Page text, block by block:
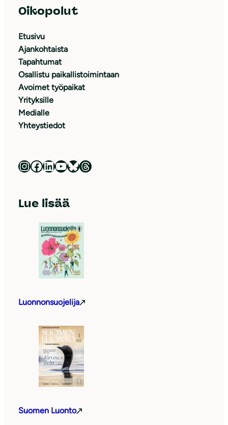
Oikopolut
Etusivu
Ajankohtaista
Tapahtumat
Osallistu paikallistoimintaan
Avoimet työpaikat
Yrityksille
Medialle
Yhteystiedot
Luonnonsuojeluliitto Instagramissa Luonnonsuojeluliitto Facebookissa Luonnonsuojeluliitto LinkedInissä Luonnonsuojeluliiton YouTube-kanava Luonnonsuojeluliitto Blueskyssa Luonnonsuojeluliitto Threadsissa
Lue lisää
Luonnonsuojelija
Suomen Luonto